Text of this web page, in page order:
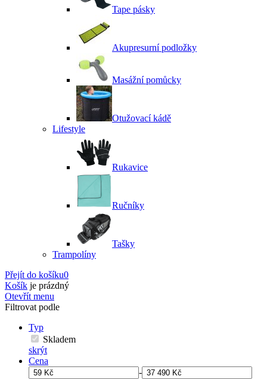
Tape pásky
Akupresurní podložky
Masážní pomůcky
Otužovací kádě
Lifestyle
Rukavice
Ručníky
Tašky
Trampolíny
Přejít do košíku0
Košík je prázdný
Otevřít menu
Filtrovat podle
Typ
Skladem
skrýt
Cena
-